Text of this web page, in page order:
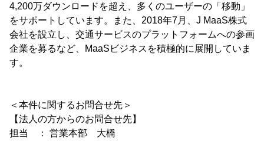
4,200万ダウンロードを超え、多くのユーザーの「移動」
をサポートしています。また、2018年7月、J MaaS株式
会社を設立し、交通サービスのプラットフォームへの参画
企業を募るなど、MaaSビジネスを積極的に展開していま
す。
＜本件に関するお問合せ先＞
【法人の方からのお問合せ先】
担当 ： 営業本部 大橋